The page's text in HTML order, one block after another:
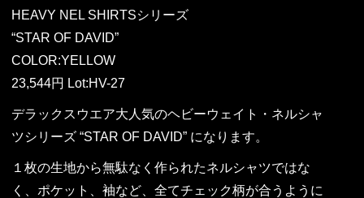
HEAVY NEL SHIRTSシリーズ
“STAR OF DAVID”
COLOR:YELLOW
23,544円 Lot:HV-27
デラックスウエア大人気のヘビーウェイト・ネルシャ
ツシリーズ “STAR OF DAVID” になります。
１枚の生地から無駄なく作られたネルシャツではな
く、ポケット、袖など、全てチェック柄が合うように